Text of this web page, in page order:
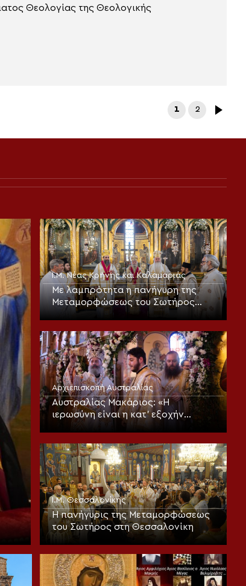
Θεολογίας της Θεολογικής
1 2
Ι.Μ. Νέας Κρήνης και Καλαμαριάς
Με λαμπρότητα η πανήγυρη της
Μεταμορφώσεως του Σωτήρος
στην Καλαμαριά (ΦΩΤΟ)
Αρχιεπισκοπή Αυστραλίας
Αυστραλίας Μακάριος: «Η
ιερωσύνη είναι η κατ’ εξοχήν
μεταμορφωτική δύναμη μέσα σε
πνευματικά»
Ι.Μ. Θεσσαλονίκης
Η πανήγυρις της Μεταμορφώσεως
του Σωτήρος στη Θεσσαλονίκη